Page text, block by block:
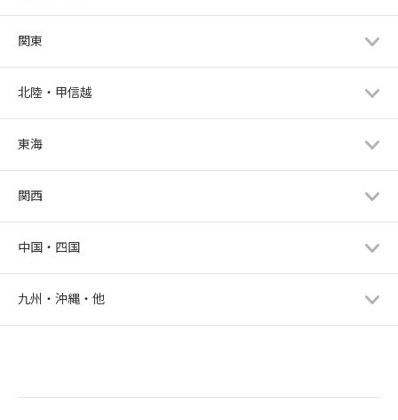
関東
北陸・甲信越
東海
関西
中国・四国
九州・沖縄・他